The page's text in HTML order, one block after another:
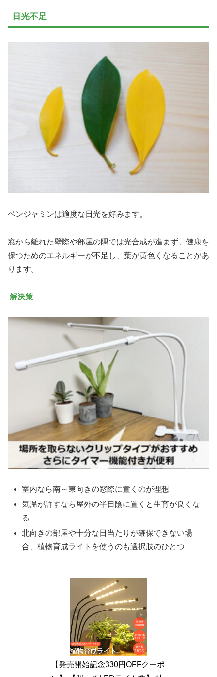
日光不足
ベンジャミンは適度な日光を好みます。
窓から離れた壁際や部屋の隅では光合成が進まず、健康を
保つためのエネルギーが不足し、葉が黄色くなることがあ
ります。
解決策
室内なら南～東向きの窓際に置くのが理想
気温が許すなら屋外の半日陰に置くと生育が良くな
る
北向きの部屋や十分な日当たりが確保できない場
合、植物育成ライトを使うのも選択肢のひとつ
【発売開始記念330円OFFクーポ